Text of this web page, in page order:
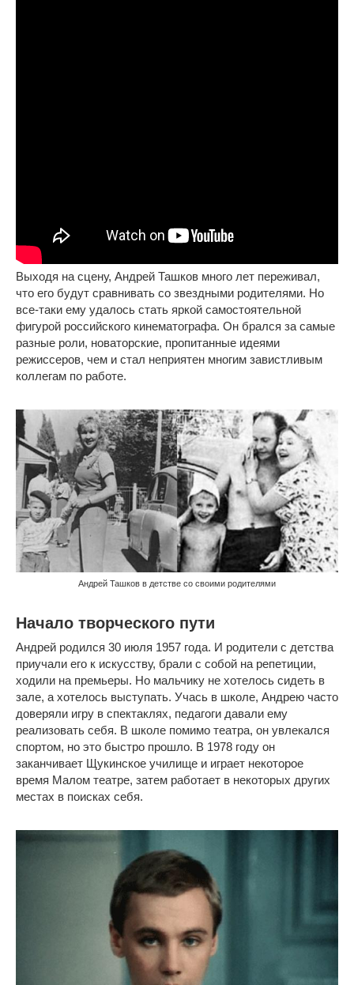
Выходя на сцену, Андрей Ташков много лет переживал,
что его будут сравнивать со звездными родителями. Но
все-таки ему удалось стать яркой самостоятельной
фигурой российского кинематографа. Он брался за самые
разные роли, новаторские, пропитанные идеями
режиссеров, чем и стал неприятен многим завистливым
коллегам по работе.
Андрей Ташков в детстве со своими родителями
Начало творческого пути
Андрей родился 30 июля 1957 года. И родители с детства
приучали его к искусству, брали с собой на репетиции,
ходили на премьеры. Но мальчику не хотелось сидеть в
зале, а хотелось выступать. Учась в школе, Андрею часто
доверяли игру в спектаклях, педагоги давали ему
реализовать себя. В школе помимо театра, он увлекался
спортом, но это быстро прошло. В 1978 году он
заканчивает Щукинское училище и играет некоторое
время Малом театре, затем работает в некоторых других
местах в поисках себя.